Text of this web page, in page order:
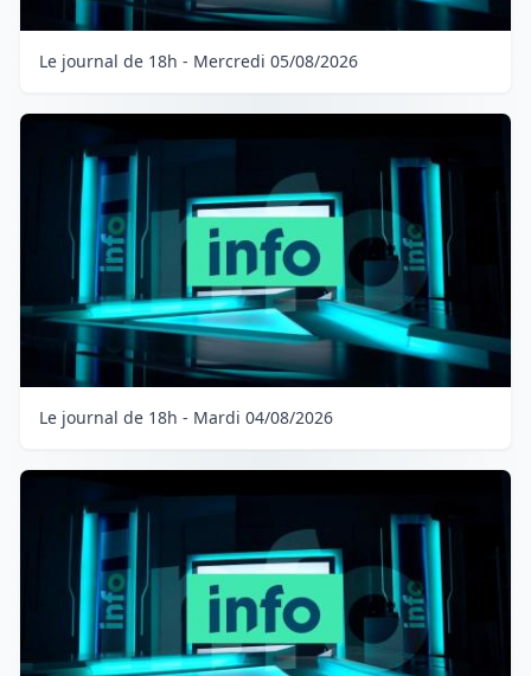
Le journal de 18h - Mercredi 05/08/2026
Le journal de 18h - Mardi 04/08/2026